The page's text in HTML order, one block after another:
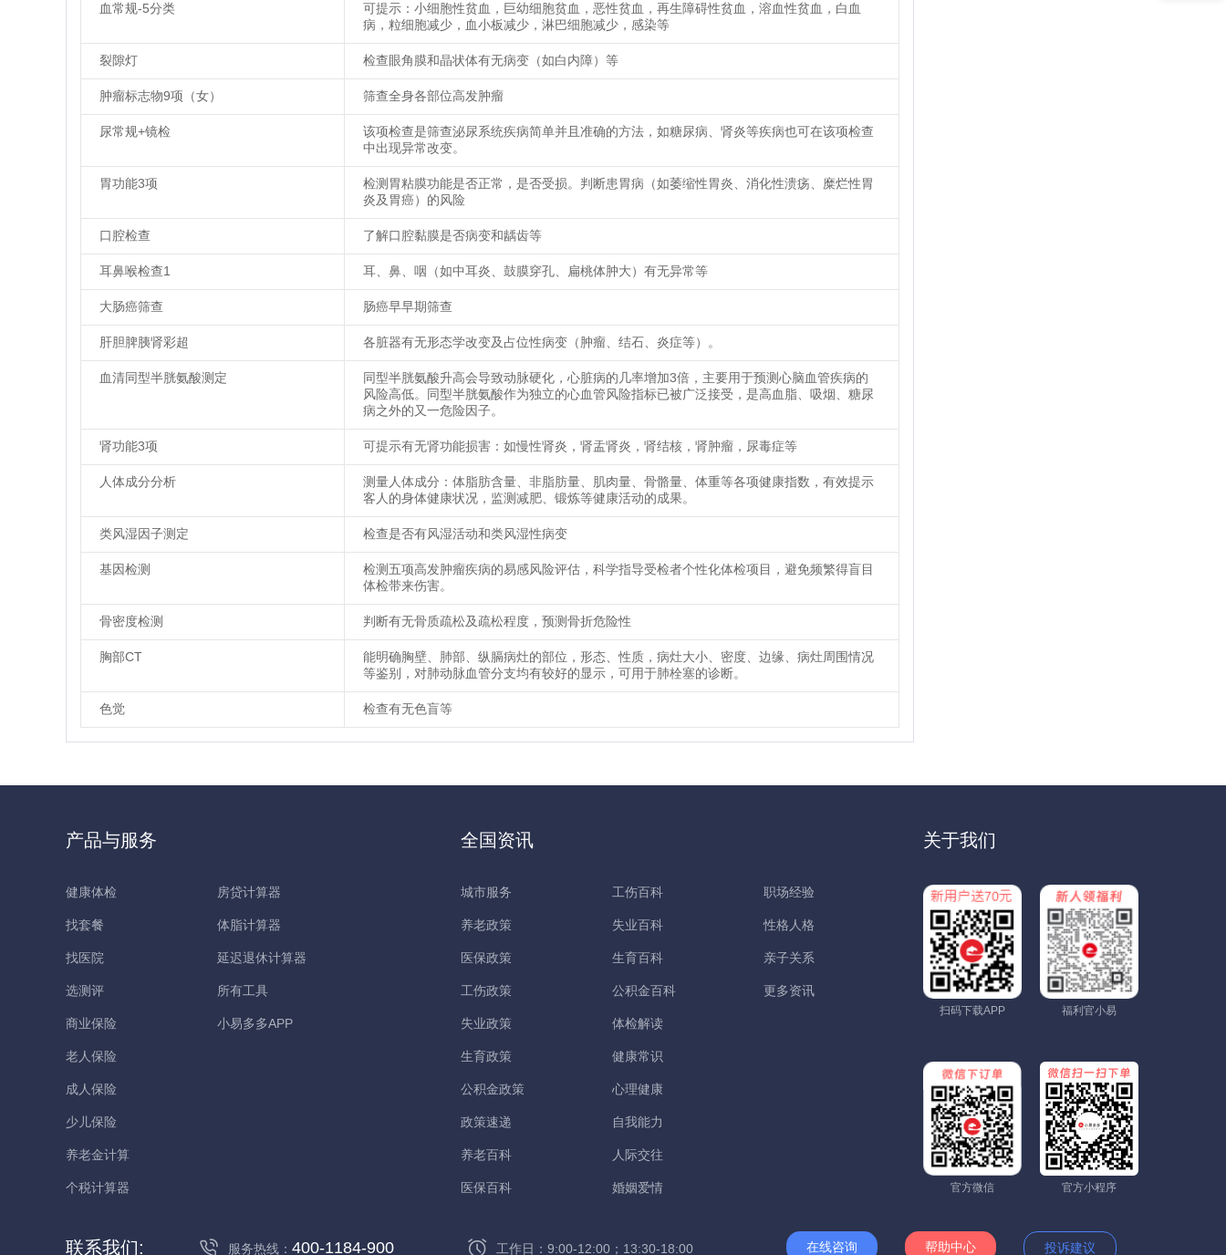
血常规-5分类
可提示：小细胞性贫血，巨幼细胞贫血，恶性贫血，再生障碍性贫血，溶血性贫血，白血
病，粒细胞减少，血小板减少，淋巴细胞减少，感染等
裂隙灯 检查眼角膜和晶状体有无病变（如白内障）等
肿瘤标志物9项（女） 筛查全身各部位高发肿瘤
尿常规+镜检
该项检查是筛查泌尿系统疾病简单并且准确的方法，如糖尿病、肾炎等疾病也可在该项检查
中出现异常改变。
胃功能3项
检测胃粘膜功能是否正常，是否受损。判断患胃病（如萎缩性胃炎、消化性溃疡、糜烂性胃
炎及胃癌）的风险
口腔检查 了解口腔黏膜是否病变和龋齿等
耳鼻喉检查1 耳、鼻、咽（如中耳炎、鼓膜穿孔、扁桃体肿大）有无异常等
大肠癌筛查 肠癌早早期筛查
肝胆脾胰肾彩超 各脏器有无形态学改变及占位性病变（肿瘤、结石、炎症等）。
血清同型半胱氨酸测定
同型半胱氨酸升高会导致动脉硬化，心脏病的几率增加3倍，主要用于预测心脑血管疾病的
风险高低。同型半胱氨酸作为独立的心血管风险指标已被广泛接受，是高血脂、吸烟、糖尿
病之外的又一危险因子。
肾功能3项 可提示有无肾功能损害：如慢性肾炎，肾盂肾炎，肾结核，肾肿瘤，尿毒症等
人体成分分析
测量人体成分：体脂肪含量、非脂肪量、肌肉量、骨骼量、体重等各项健康指数，有效提示
客人的身体健康状况，监测减肥、锻炼等健康活动的成果。
类风湿因子测定 检查是否有风湿活动和类风湿性病变
基因检测
检测五项高发肿瘤疾病的易感风险评估，科学指导受检者个性化体检项目，避免频繁得盲目
体检带来伤害。
骨密度检测 判断有无骨质疏松及疏松程度，预测骨折危险性
胸部CT
能明确胸壁、肺部、纵膈病灶的部位，形态、性质，病灶大小、密度、边缘、病灶周围情况
等鉴别，对肺动脉血管分支均有较好的显示，可用于肺栓塞的诊断。
色觉 检查有无色盲等
产品与服务
健康体检
找套餐
找医院
选测评
商业保险
老人保险
成人保险
少儿保险
养老金计算
个税计算器
房贷计算器
体脂计算器
延迟退休计算器
所有工具
小易多多APP
全国资讯
城市服务
养老政策
医保政策
工伤政策
失业政策
生育政策
公积金政策
政策速递
养老百科
医保百科
工伤百科
失业百科
生育百科
公积金百科
体检解读
健康常识
心理健康
自我能力
人际交往
婚姻爱情
职场经验
性格人格
亲子关系
更多资讯
关于我们
扫码下载APP 福利官小易
官方微信 官方小程序
联系我们: 服务热线： 400-1184-900 工作日：9:00-12:00；13:30-18:00 在线咨询 帮助中心 投诉建议